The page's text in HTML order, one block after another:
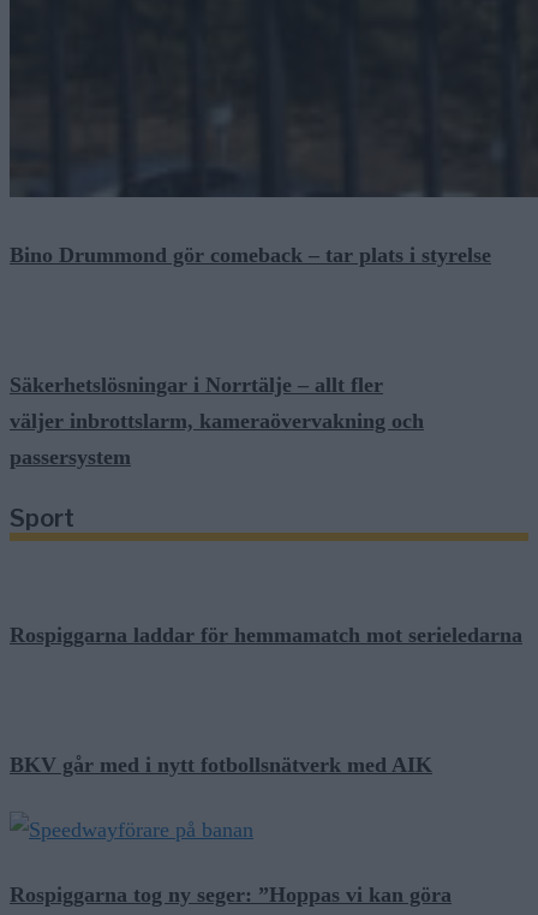
Bino Drummond gör comeback – tar plats i styrelse
Säkerhetslösningar i Norrtälje – allt fler
väljer inbrottslarm, kameraövervakning och
passersystem
Sport
Rospiggarna laddar för hemmamatch mot serieledarna
BKV går med i nytt fotbollsnätverk med AIK
Rospiggarna tog ny seger: ”Hoppas vi kan göra